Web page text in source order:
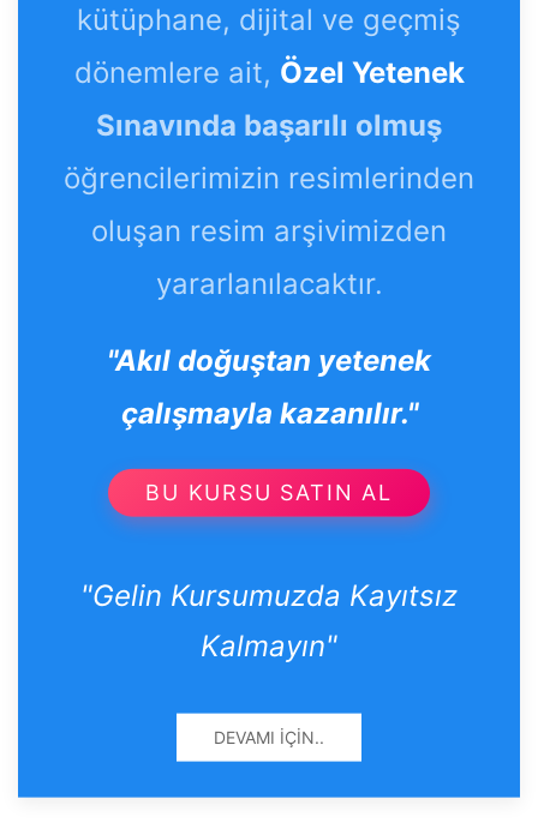
kütüphane, dijital ve geçmiş
dönemlere ait, Özel Yetenek
Sınavında başarılı olmuş
öğrencilerimizin resimlerinden
oluşan resim arşivimizden
yararlanılacaktır.
"Akıl doğuştan yetenek
çalışmayla kazanılır."
BU KURSU SATIN AL
"Gelin Kursumuzda Kayıtsız
Kalmayın"
DEVAMI İÇIN..